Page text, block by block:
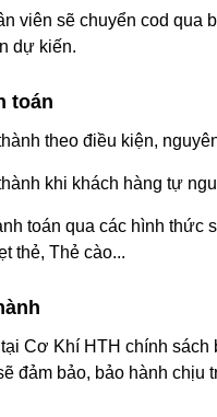
viên sẽ chuyển cod qua
dự kiến.
toán
theo điều kiện,
khi khách hàng tự
toán qua các hình thức
thẻ, Thẻ cào...
Cơ Khí HTH chính
đảm bảo, bảo hành